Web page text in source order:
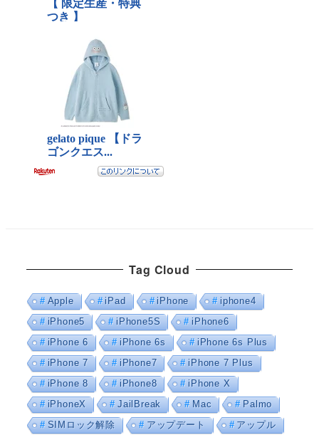
Tag Cloud
Apple iPad iPhone
iphone4
iPhone5
iPhone5S
iPhone6
iPhone 6
iPhone 6s
iPhone 6s Plus
iPhone 7
iPhone7
iPhone 7 Plus
iPhone 8
iPhone8
iPhone X
iPhoneX
JailBreak Mac
Palmo
SIMロック解除
アップデート
アップル